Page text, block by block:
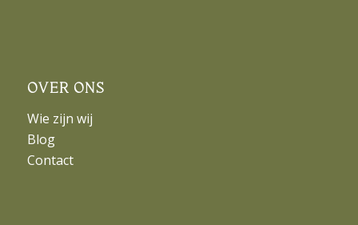
OVER ONS
Wie zijn wij
Blog
Contact